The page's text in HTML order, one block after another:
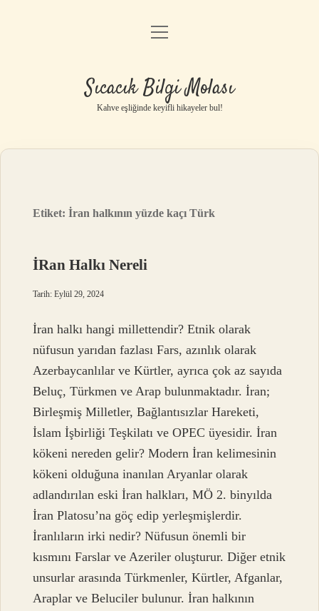
Anasayfa
Yasal Uyarı
menüyü
Sıcacık Bilgi Molası
Kahve eşliğinde keyifli hikayeler bul!
Etiket:İran halkının yüzde kaçı Türk
İRan Halkı Nereli
Tarih: Eylül 29, 2024
İran halkı hangi millettendir? Etnik olarak
nüfusun yarıdan fazlası Fars, azınlık olarak
Azerbaycanlılar ve Kürtler, ayrıca çok az sayıda
Beluç, Türkmen ve Arap bulunmaktadır. İran;
Birleşmiş Milletler, Bağlantısızlar Hareketi,
İslam İşbirliği Teşkilatı ve OPEC üyesidir. İran
kökeni nereden gelir? Modern İran kelimesinin
kökeni olduğuna inanılan Aryanlar olarak
adlandırılan eski İran halkları, MÖ 2. binyılda
İran Platosu’na göç edip yerleşmişlerdir.
İranlıların irki nedir? Nüfusun önemli bir
kısmını Farslar ve Azeriler oluşturur. Diğer etnik
unsurlar arasında Türkmenler, Kürtler, Afganlar,
Araplar ve Beluciler bulunur. İran halkının